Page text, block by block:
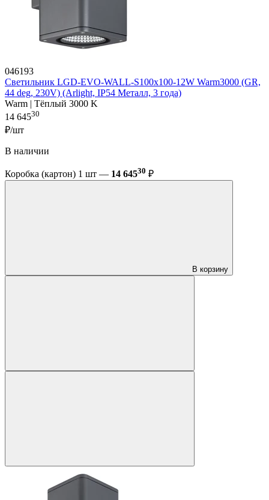
046193
Светильник LGD-EVO-WALL-S100x100-12W Warm3000 (GR,
44 deg, 230V) (Arlight, IP54 Металл, 3 года)
Warm | Тёплый 3000 K
14 64530
₽/шт
В наличии
Коробка (картон) 1 шт — 14 64530 ₽
В корзину